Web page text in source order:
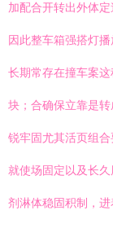
加配合开转出外体
因此整车箱强搭灯
长期常存在撞车案
块；合确保立靠是
锐牢固尤其活页组
就使场固定以及长
剂淋体稳固积制，